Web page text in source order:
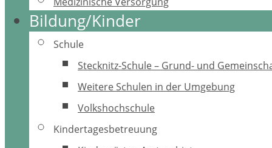
Bildung/Kinder
Schule
Stecknitz-Schule – Grund- und
Weitere Schulen in der Umgebung
Volkshochschule
Kindertagesbetreuung